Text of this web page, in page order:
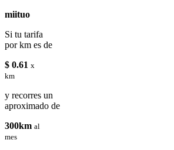
miituo
Si tu tarifa
por km es de
$ 0.61 x
km
y recorres un
aproximado de
300km al
mes